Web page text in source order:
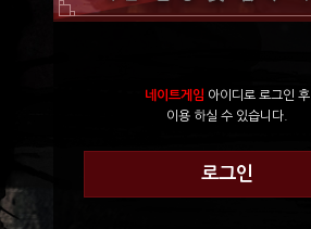
네이트게임 아이디로 로그인 후
이용 하실 수 있습니다.
로그인